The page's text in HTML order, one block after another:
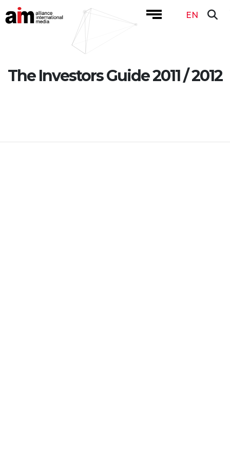
EN
The Investors Guide 2011 / 2012